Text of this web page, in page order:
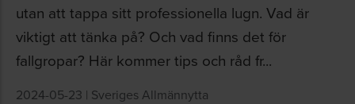
utan att tappa sitt professionella lugn. Vad är
viktigt att tänka på? Och vad finns det för
fallgropar? Här kommer tips och råd fr...
2024-05-23 | Sveriges Allmännytta